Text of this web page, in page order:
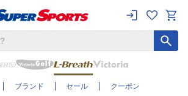
ブランド セール クーポン
さらに絞り込む